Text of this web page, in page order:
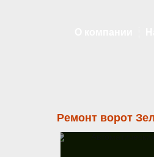
Ремонт ворот